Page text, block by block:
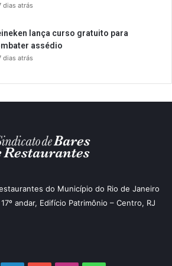
dias atrás
lança curso gratuito para
assédio
dias atrás
do Município do Rio de Janeiro
andar, Edifício Patrimônio – Centro, RJ